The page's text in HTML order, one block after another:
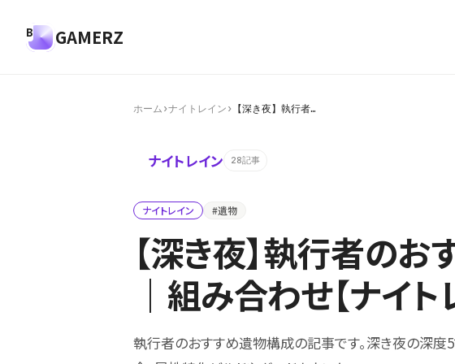
GAMERZ
ホーム›ナイトレイン› 【深き夜】執行者…
ナイトレイン 28記事
ナイトレイン #遺物
【深き夜】執行者の
｜組み合わせ【ナイト
執行者のおすすめ遺物構成の記事です。深き夜の深度